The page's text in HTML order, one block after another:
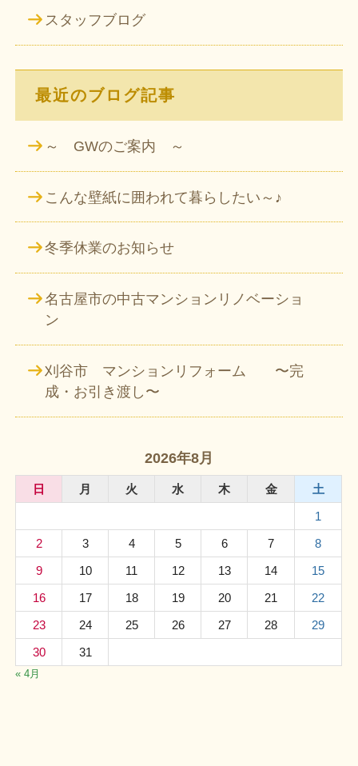
スタッフブログ
最近のブログ記事
～ GWのご案内 ～
こんな壁紙に囲われて暮らしたい～♪
冬季休業のお知らせ
名古屋市の中古マンションリノベーショ
ン
刈谷市 マンションリフォーム 〜完
成・お引き渡し〜
2026年8月
日 月 火 水 木 金
土
1
2
3 4 5 6 7
8
9
10 11 12 13 14
15
16
17 18 19 20 21
22
23
24 25 26 27 28
29
30
31
« 4月